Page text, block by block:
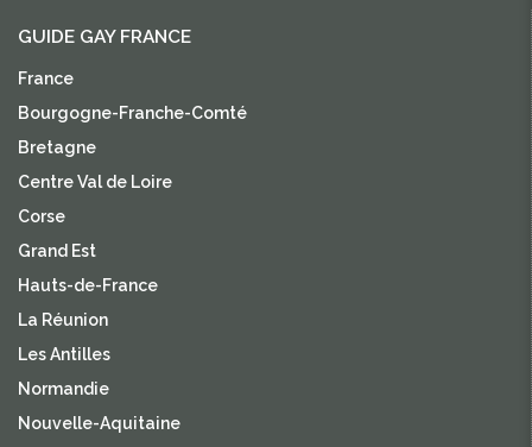
GUIDE GAY FRANCE
France
Bourgogne-Franche-Comté
Bretagne
Centre Val de Loire
Corse
Grand Est
Hauts-de-France
La Réunion
Les Antilles
Normandie
Nouvelle-Aquitaine